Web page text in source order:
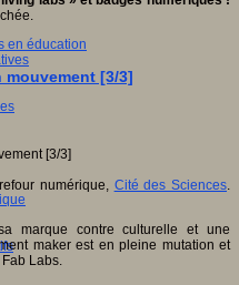
en éducation
mouvement [3/3]
numérique, Cité des Sciences
marque contre culturelle et une
maker est en pleine mutation et
Labs.